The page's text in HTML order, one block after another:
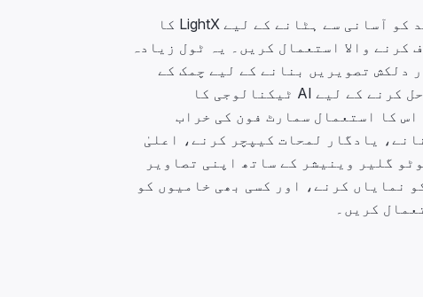
تصاویر سے چکاچوند کو آسانی سے ہٹانے کے لیے LightX کا
کرنے والا استعمال کریں۔ یہ ٹول زیادہ
دلکش تصویریں بنانے کے لیے چمک کے
مسائل کو تیزی سے حل کرنے کے لیے AI ٹیکنالوجی کا
اس کا استعمال سمارٹ فون کی خراب
یادگار لمحات کیپچر کرنے، اعلیٰ
گلیر وینیشر کے ساتھ اپنی تصاویر
نمایاں کرنے، اور کسی بھی خامیوں کو
کریں۔